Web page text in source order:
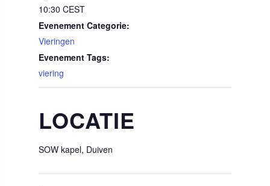
10:30 CEST
Evenement Categorie:
Vieringen
Evenement Tags:
viering
LOCATIE
SOW kapel, Duiven